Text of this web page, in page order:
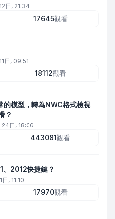
日, 21:34
17645觀看
日, 09:51
18112觀看
的模型，轉為NWC格式檢視
？
24日, 18:06
443081觀看
、2012快捷鍵？
, 11:10
17970觀看